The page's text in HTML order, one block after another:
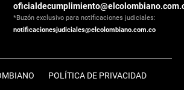
*Buzón exclusivo para notificaciones judiciales:
notificacionesjudiciales@elcolombiano.com.co
POLÍTICA DE PRIVACIDAD